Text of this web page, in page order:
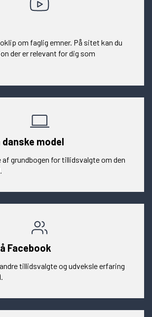
om faglig emner. På sitet kan du
der er relevant for dig som
danske model
af grundbogen for tillidsvalgte om den
Facebook
tillidsvalgte og udveksle erfaring